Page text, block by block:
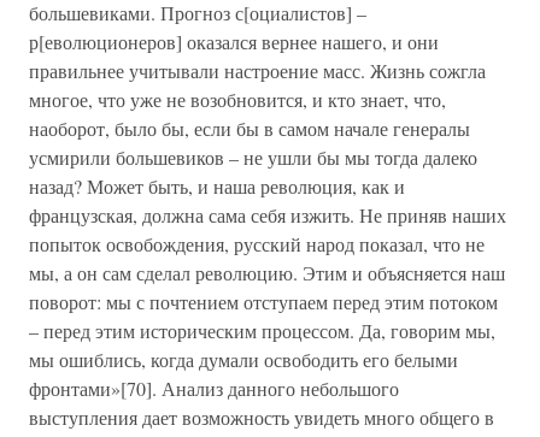
большевиками. Прогноз с[оциалистов] –
р[еволюционеров] оказался вернее нашего, и они
правильнее учитывали настроение масс. Жизнь сожгла
многое, что уже не возобновится, и кто знает, что,
наоборот, было бы, если бы в самом начале генералы
усмирили большевиков – не ушли бы мы тогда далеко
назад? Может быть, и наша революция, как и
французская, должна сама себя изжить. Не приняв наших
попыток освобождения, русский народ показал, что не
мы, а он сам сделал революцию. Этим и объясняется наш
поворот: мы с почтением отступаем перед этим потоком
– перед этим историческим процессом. Да, говорим мы,
мы ошиблись, когда думали освободить его белыми
фронтами»[70]. Анализ данного небольшого
выступления дает возможность увидеть много общего в